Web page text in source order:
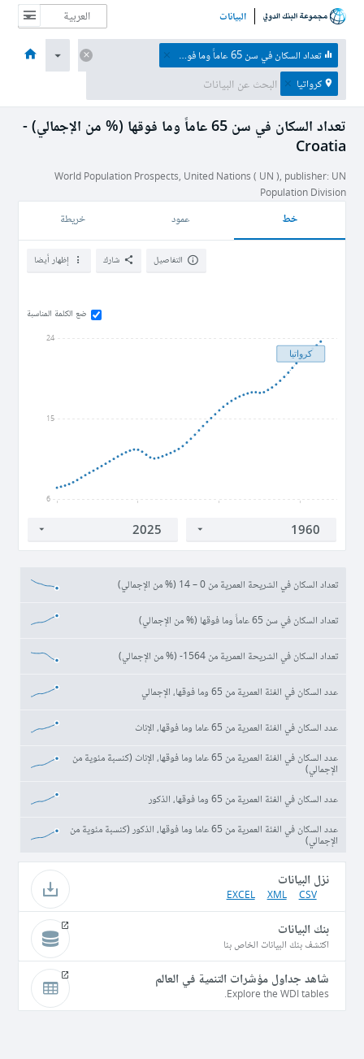
البيانات
الصفحة الرئيسية الاقتصادات الموضوعات البيانات والموارد نبذة عن تعداد السكان في سن 65 عاماً وما فوقها (% من الإجمالي)
كرواتيا
تعداد السكان في سن 65 عاماً وما فوقها (% من الإجمالي) -
Croatia
World Population Prospects, United Nations ( UN ), publisher: UN
Population Division
خط عمود خريطة
إظهار أيضا شارك التفاصيل
ضع الكلمة المناسبة
6
15
24
كرواتيا
تعداد السكان في الشريحة العمرية من 0 – 14 (% من الإجمالي)
تعداد السكان في سن 65 عاماً وما فوقها (% من الإجمالي)
تعداد السكان في الشريحة العمرية من 1564- (% من الإجمالي)
عدد السكان في الفئة العمرية من 65 وما فوقها، الإجمالي
عدد السكان في الفئة العمرية من 65 عاما وما فوقها، الإناث
عدد السكان في الفئة العمرية من 65 عاما وما فوقها، الإناث (كنسبة مئوية من
الإجمالي)
عدد السكان في الفئة العمرية من 65 وما فوقها، الذكور
عدد السكان في الفئة العمرية من 65 عاما وما فوقها، الذكور (كنسبة مئوية من
الإجمالي)
نزل البيانات
CSV
XML
EXCEL
بنك البيانات
اكتشف بنك البيانات الخاص بنا
شاهد جداول مؤشرات التنمية في العالم
Explore the WDI tables.